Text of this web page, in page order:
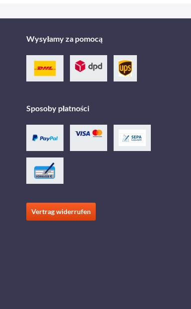
Wysyłamy za pomocą
Sposoby płatności
Vertrag widerrufen